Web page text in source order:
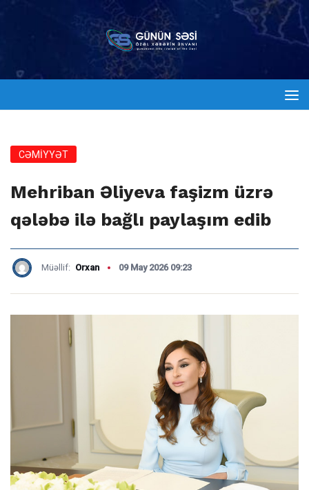
CƏMİYYƏT
Mehriban Əliyeva faşizm üzrə
qələbə ilə bağlı paylaşım edib
Müəllif: Orxan 09 May 2026 09:23